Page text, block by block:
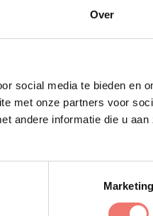
Over
social media te bieden en
met onze partners voor
andere informatie die u aan
Marketing